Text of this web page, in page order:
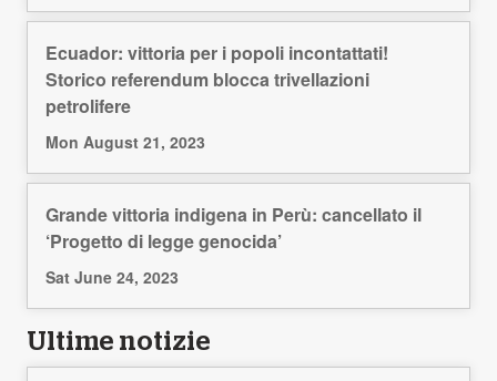
Ecuador: vittoria per i popoli incontattati!
Storico referendum blocca trivellazioni
petrolifere
Mon August 21, 2023
Grande vittoria indigena in Perù: cancellato il
‘Progetto di legge genocida’
Sat June 24, 2023
Ultime notizie